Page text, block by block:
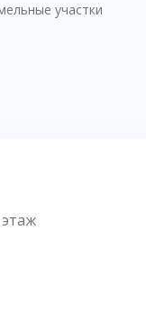
участки